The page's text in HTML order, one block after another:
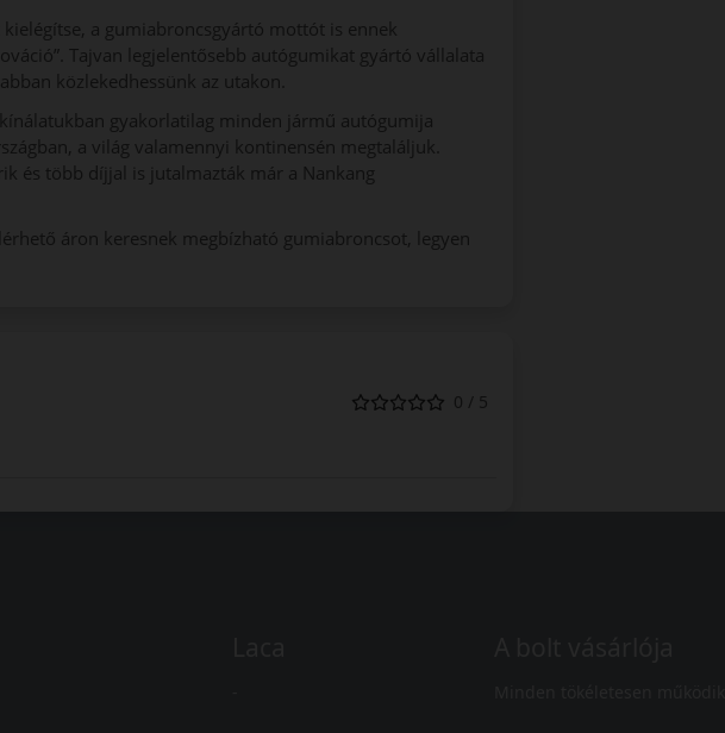
a gumiabroncsgyártó mottót is ennek
Tajvan legjelentősebb autógumikat gyártó vállalata
közlekedhessünk az utakon.
gyakorlatilag minden jármű autógumija
a világ valamennyi kontinensén megtaláljuk.
és több díjjal is jutalmazták már a Nankang
áron keresnek megbízható gumiabroncsot, legyen
0 / 5